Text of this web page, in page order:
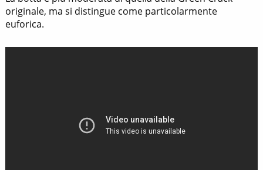
originale, ma si distingue come particolarmente
euforica.